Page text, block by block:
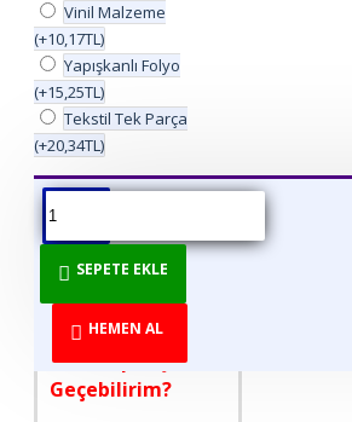
Vinil Malzeme
(+10,17TL)
Yapışkanlı Folyo
(+15,25TL)
Tekstil Tek Parça
(+20,34TL)
SEPETE EKLE
HEMEN AL
ÜRÜN BILGISI ÜRÜN YORUMLARI
DİREKT ÜRETİCİDEN
TÜKETİCİYE!
Nasıl Sipariş
Geçebilirim?